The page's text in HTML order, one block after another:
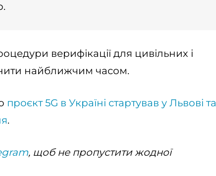
верифікації для цивільних і
найближчим часом.
проєкт 5G в Україні стартував у Львові та
.
, щоб не пропустити жодної